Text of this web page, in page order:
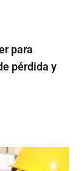
para
pérdida y